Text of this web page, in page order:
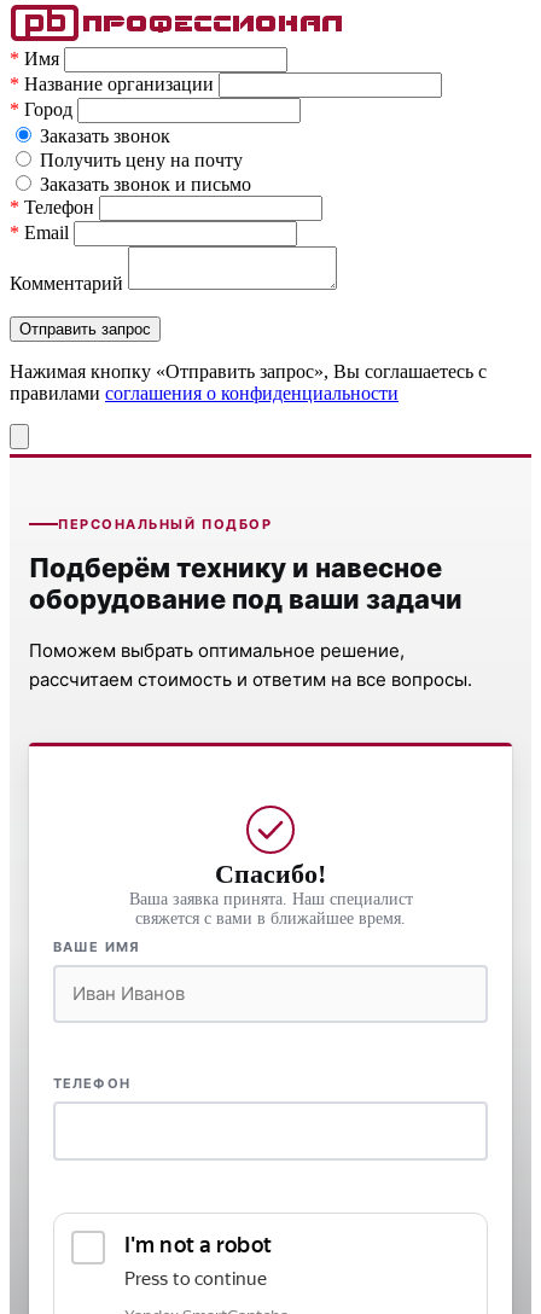
* Имя
* Название организации
* Город
Заказать звонок
Получить цену на почту
Заказать звонок и письмо
* Телефон
* Email
Комментарий
Нажимая кнопку «Отправить запрос», Вы соглашаетесь c
правилами соглашения о конфиденциальности
ПЕРСОНАЛЬНЫЙ ПОДБОР
Подберём технику и навесное
оборудование под ваши задачи
Поможем выбрать оптимальное решение,
рассчитаем стоимость и ответим на все вопросы.
Спасибо!
Ваша заявка принята. Наш специалист
свяжется с вами в ближайшее время.
ВАШЕ ИМЯ
ТЕЛЕФОН